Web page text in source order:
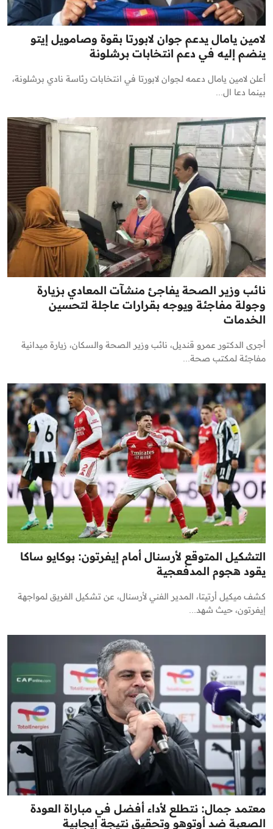
لامين يامال يدعم جوان لابورتا بقوة وصامويل إيتو
ينضم إليه في دعم انتخابات برشلونة
أعلن لامين يامال دعمه لجوان لابورتا في انتخابات رئاسة نادي برشلونة،
بينما دعا ال...
نائب وزير الصحة يفاجئ منشآت المعادي بزيارة
وجولة مفاجئة ويوجه بقرارات عاجلة لتحسين
الخدمات
أجرى الدكتور عمرو قنديل، نائب وزير الصحة والسكان، زيارة ميدانية
مفاجئة لمكتب صحة...
التشكيل المتوقع لأرسنال أمام إيفرتون: بوكايو ساكا
يقود هجوم المدفعجية
كشف ميكيل أرتيتا، المدير الفني لأرسنال، عن تشكيل الفريق لمواجهة
إيفرتون، حيث شهد...
معتمد جمال: نتطلع لأداء أفضل في مباراة العودة
الصعبة ضد أوتوهو وتحقيق نتيجة إيجابية